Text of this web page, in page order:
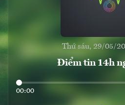
Thứ sáu, 29/05/
Điểm tin 14h
00:00